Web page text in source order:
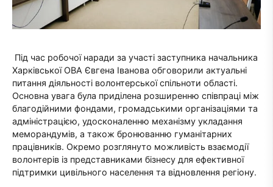
Під час робочої наради за участі заступника начальника
Харківської ОВА Євгена Іванова обговорили актуальні
питання діяльності волонтерської спільноти області.
Основна увага була приділена розширенню співпраці між
благодійними фондами, громадськими організаціями та
адміністрацією, удосконаленню механізму укладання
меморандумів, а також бронюванню гуманітарних
працівників. Окремо розглянуто можливість взаємодії
волонтерів із представниками бізнесу для ефективної
підтримки цивільного населення та відновлення регіону.